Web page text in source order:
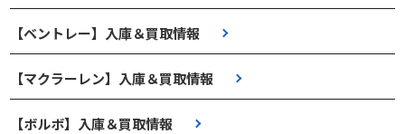
【ベントレー】入庫＆買取情報
【マクラーレン】入庫＆買取情報
【ボルボ】入庫＆買取情報